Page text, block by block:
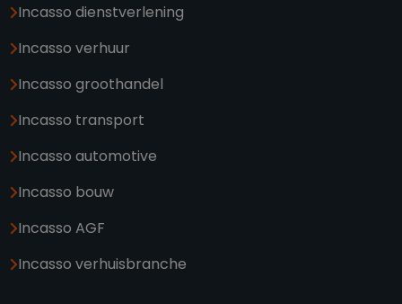
Incasso dienstverlening
Incasso verhuur
Incasso groothandel
Incasso transport
Incasso automotive
Incasso bouw
Incasso AGF
Incasso verhuisbranche